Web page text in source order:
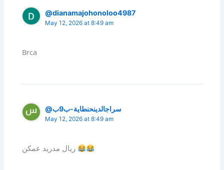
@dianamajohonoloo4987
May 12, 2026 at 8:49 am
Brca
@سراجالدينحنطاية-ب9ب
May 12, 2026 at 8:49 am